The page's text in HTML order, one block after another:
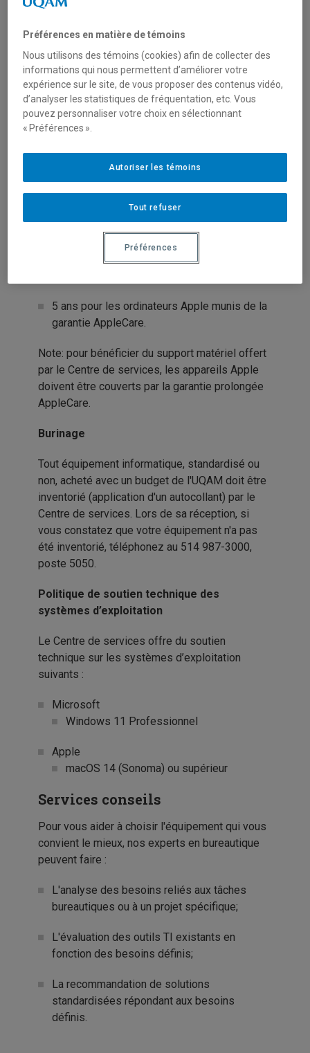
place;
Application des correctifs nécessaires au
bon fonctionnement du matériel et des
logiciels standardisés;
Installation, configuration et soutien
technique sur les logiciels standardisés
installés sur des appareils informatiques
burinés UQAM.
La période de support matériel des
5 ans pour les ordinateurs PC;
la durée de la garantie du fabricant pour les
5 ans pour les ordinateurs Apple munis de la
garantie AppleCare.
Note: pour bénéficier du support matériel offert
par le Centre de services, les appareils Apple
doivent être couverts par la garantie prolongée
AppleCare.
Burinage
Tout équipement informatique, standardisé ou
non, acheté avec un budget de l'UQAM doit être
inventorié (application d'un autocollant) par le
Centre de services. Lors de sa réception, si
vous constatez que votre équipement n'a pas
été inventorié, téléphonez au 514 987-3000,
poste 5050.
Politique de soutien technique des
systèmes d’exploitation
Le Centre de services offre du soutien
technique sur les systèmes d’exploitation
suivants :
Microsoft
Windows 11 Professionnel
Apple
macOS 14 (Sonoma) ou supérieur
Services conseils
Pour vous aider à choisir l'équipement qui vous
convient le mieux, nos experts en bureautique
peuvent faire :
L'analyse des besoins reliés aux tâches
bureautiques ou à un projet spécifique;
L'évaluation des outils TI existants en
fonction des besoins définis;
La recommandation de solutions
standardisées répondant aux besoins
définis.
Préférences en matière de témoins
Nous utilisons des témoins (cookies) afin de collecter des
informations qui nous permettent d’améliorer votre
expérience sur le site, de vous proposer des contenus vidéo,
d’analyser les statistiques de fréquentation, etc. Vous
pouvez personnaliser votre choix en sélectionnant
« Préférences ».
Tout refuser
Autoriser les témoins
Préférences